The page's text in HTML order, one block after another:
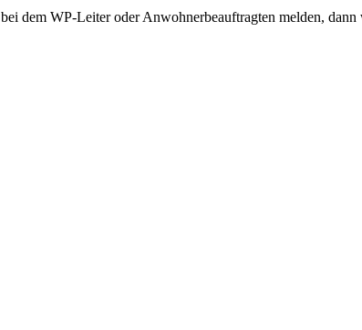
dem WP-Leiter oder Anwohnerbeauftragten melden,